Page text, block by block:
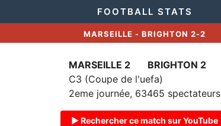
FOOTBALL STATS
MARSEILLE - BRIGHTON 2-2
MARSEILLE 2
BRIGHTON 2
C3 (Coupe de l'uefa)
2eme journée, 63465 spectateurs
▶ Rechercher ce match sur YouTube